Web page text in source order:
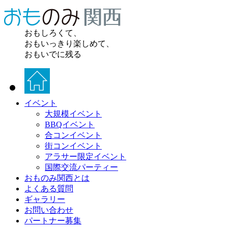
おもしろくて、
おもいっきり楽しめて、
おもいでに残る
イベント
大規模イベント
BBQイベント
合コンイベント
街コンイベント
アラサー限定イベント
国際交流パーティー
おものみ関西とは
よくある質問
ギャラリー
お問い合わせ
パートナー募集